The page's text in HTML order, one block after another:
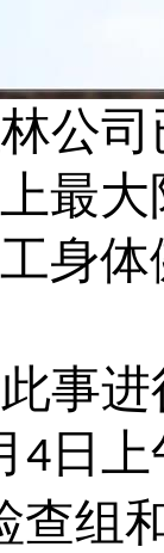
公
最
身
事
4 日
查组